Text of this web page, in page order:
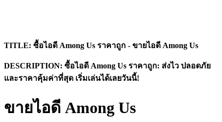
TITLE: ซื้อไอดี Among Us ราคาถูก - ขายไอดี Among Us
DESCRIPTION: ซื้อไอดี Among Us ราคาถูก: ส่งไว ปลอดภัย
และราคาคุ้มค่าที่สุด เริ่มเล่นได้เลยวันนี้!
ขายไอดี Among Us